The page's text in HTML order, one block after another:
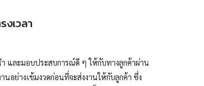
เวลา
และมอบประสบการณ์ดี ๆ ให้กับทางลูกค้าผ่าน
อย่างเข้มงวดก่อนที่จะส่งงานให้กับลูกค้า ซึ่ง